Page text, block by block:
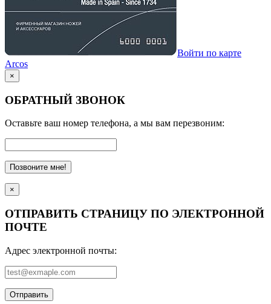
Войти по карте
Arcos
×
ОБРАТНЫЙ ЗВОНОК
Оставьте ваш номер телефона, а мы вам перезвоним:
Позвоните мне!
×
ОТПРАВИТЬ СТРАНИЦУ ПО ЭЛЕКТРОННОЙ
ПОЧТЕ
Адрес электронной почты:
Отправить